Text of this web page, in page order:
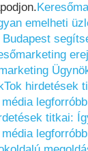
emelheti
hirdetések
titkai: